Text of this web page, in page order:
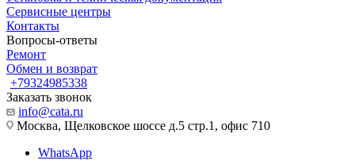
Сервисные центры
Контакты
Вопросы-ответы
Ремонт
Обмен и возврат
+79324985338
Заказать звонок
info@cata.ru
Москва, Щелковское шоссе д.5 стр.1, офис 710
WhatsApp